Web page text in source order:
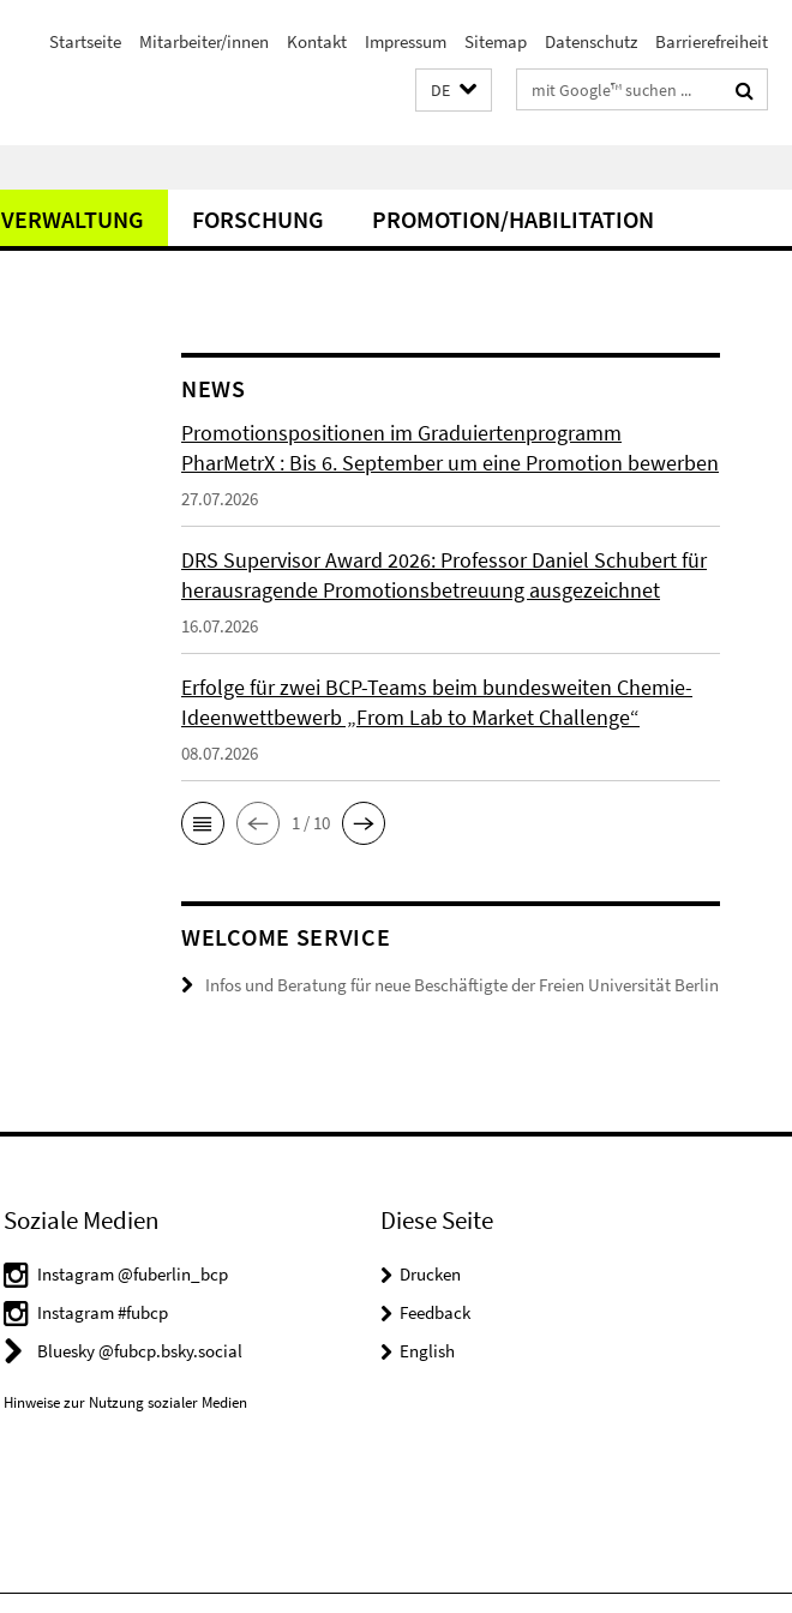
Startseite Mitarbeiter/innen Kontakt Impressum Sitemap Datenschutz Barrierefreiheit
DE Suchbegriffe
VERWALTUNG FORSCHUNG PROMOTION/HABILITATION
NEWS
Promotionspositionen im Graduiertenprogramm
PharMetrX : Bis 6. September um eine Promotion bewerben
27.07.2026
DRS Supervisor Award 2026: Professor Daniel Schubert für
herausragende Promotionsbetreuung ausgezeichnet
16.07.2026
Erfolge für zwei BCP-Teams beim bundesweiten Chemie-
Ideenwettbewerb „From Lab to Market Challenge“
08.07.2026
1 / 10
WELCOME SERVICE
Infos und Beratung für neue Beschäftigte der Freien Universität Berlin
Soziale Medien
Instagram @fuberlin_bcp
Instagram #fubcp
Bluesky @fubcp.bsky.social
Hinweise zur Nutzung sozialer Medien
Diese Seite
Drucken
Feedback
English